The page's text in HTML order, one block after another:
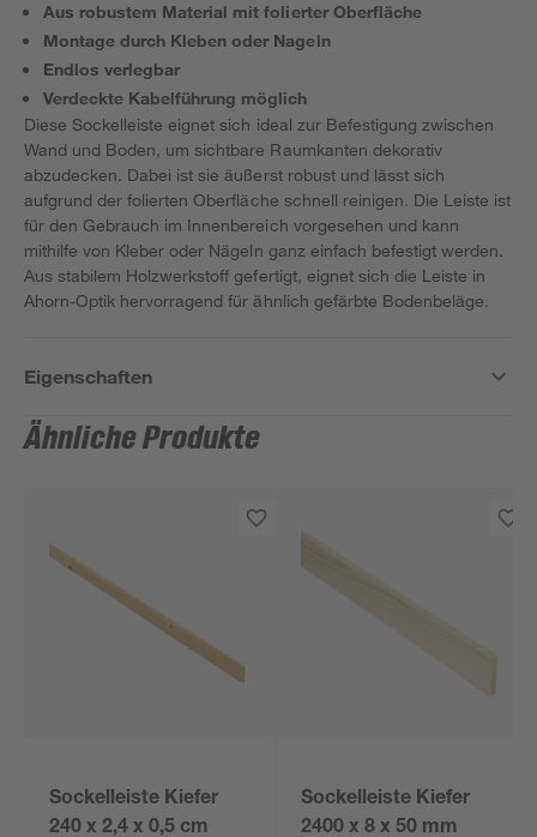
Aus robustem Material mit folierter Oberfläche
Montage durch Kleben oder Nageln
Endlos verlegbar
Verdeckte Kabelführung möglich
Diese Sockelleiste eignet sich ideal zur Befestigung zwischen
Wand und Boden, um sichtbare Raumkanten dekorativ
abzudecken. Dabei ist sie äußerst robust und lässt sich
aufgrund der folierten Oberfläche schnell reinigen. Die Leiste ist
für den Gebrauch im Innenbereich vorgesehen und kann
mithilfe von Kleber oder Nägeln ganz einfach befestigt werden.
Aus stabilem Holzwerkstoff gefertigt, eignet sich die Leiste in
Ahorn-Optik hervorragend für ähnlich gefärbte Bodenbeläge.
Eigenschaften
Ähnliche Produkte
Sockelleiste Kiefer
240 x 2,4 x 0,5 cm
Sockelleiste Kiefer
2400 x 8 x 50 mm